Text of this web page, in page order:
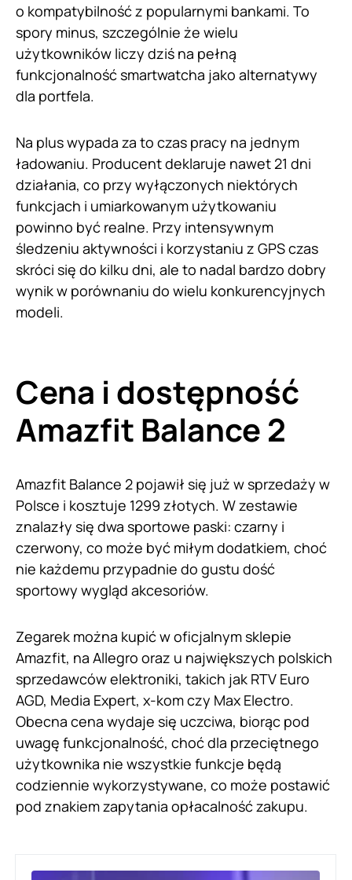
o kompatybilność z popularnymi bankami. To
spory minus, szczególnie że wielu
użytkowników liczy dziś na pełną
funkcjonalność smartwatcha jako alternatywy
dla portfela.
Na plus wypada za to czas pracy na jednym
ładowaniu. Producent deklaruje nawet 21 dni
działania, co przy wyłączonych niektórych
funkcjach i umiarkowanym użytkowaniu
powinno być realne. Przy intensywnym
śledzeniu aktywności i korzystaniu z GPS czas
skróci się do kilku dni, ale to nadal bardzo dobry
wynik w porównaniu do wielu konkurencyjnych
modeli.
Cena i dostępność
Amazfit Balance 2
Amazfit Balance 2 pojawił się już w sprzedaży w
Polsce i kosztuje 1299 złotych. W zestawie
znalazły się dwa sportowe paski: czarny i
czerwony, co może być miłym dodatkiem, choć
nie każdemu przypadnie do gustu dość
sportowy wygląd akcesoriów.
Zegarek można kupić w oficjalnym sklepie
Amazfit, na Allegro oraz u największych polskich
sprzedawców elektroniki, takich jak RTV Euro
AGD, Media Expert, x-kom czy Max Electro.
Obecna cena wydaje się uczciwa, biorąc pod
uwagę funkcjonalność, choć dla przeciętnego
użytkownika nie wszystkie funkcje będą
codziennie wykorzystywane, co może postawić
pod znakiem zapytania opłacalność zakupu.